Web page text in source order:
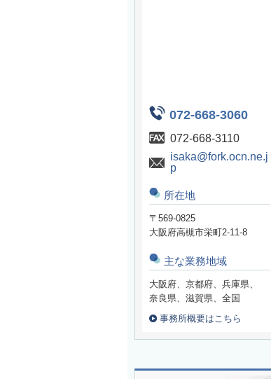
072-668-3060
072-668-3110
isaka@fork.ocn.ne.j
p
所在地
〒569-0825
大阪府高槻市栄町2-11-8
主な業務地域
大阪府、京都府、兵庫県、
奈良県、滋賀県、全国
事務所概要はこちら